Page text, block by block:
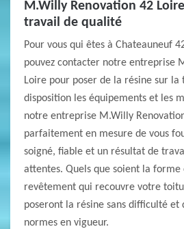
M.Willy Renovation 42
travail de qualité
Pour vous qui êtes à Chateauneuf
pouvez contacter notre entreprise
Loire pour poser de la résine sur
disposition les équipements et les
notre entreprise M.Willy
parfaitement en mesure de vous
soigné, fiable et un résultat de
attentes. Quels que soient la forme
revêtement qui recouvre votre
poseront la résine sans difficulté et
normes en vigueur.